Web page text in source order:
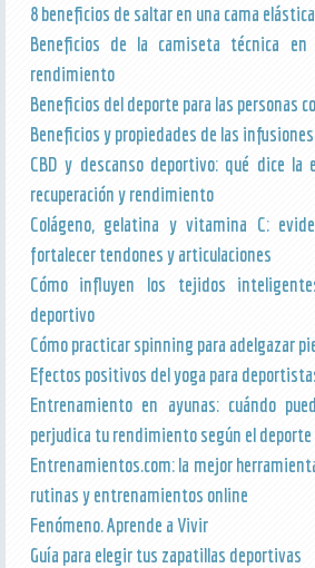
8 beneficios de saltar en una cama elástica
Beneficios de la camiseta técnica
rendimiento
Beneficios del deporte para las personas
Beneficios y propiedades de las
CBD y descanso deportivo: qué dice la
recuperación y rendimiento
Colágeno, gelatina y vitamina C:
fortalecer tendones y articulaciones
Cómo influyen los tejidos
deportivo
Cómo practicar spinning para adelgazar
Efectos positivos del yoga para
Entrenamiento en ayunas: cuándo
perjudica tu rendimiento según el deporte
Entrenamientos.com: la mejor
rutinas y entrenamientos online
Fenómeno. Aprende a Vivir
Guía para elegir tus zapatillas deportivas